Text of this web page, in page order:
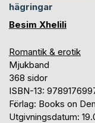
hägringar
Besim Xhelili
Romantik & erotik
Mjukband
368 sidor
ISBN-13:
Förlag: Books on
Utgivningsdatum: